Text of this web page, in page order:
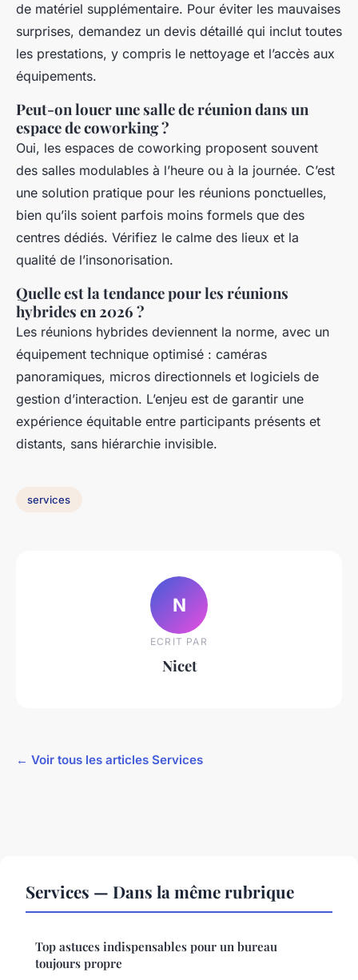
de matériel supplémentaire. Pour éviter les mauvaises
surprises, demandez un devis détaillé qui inclut toutes
les prestations, y compris le nettoyage et l’accès aux
équipements.
Peut-on louer une salle de réunion dans un
espace de coworking ?
Oui, les espaces de coworking proposent souvent
des salles modulables à l’heure ou à la journée. C’est
une solution pratique pour les réunions ponctuelles,
bien qu’ils soient parfois moins formels que des
centres dédiés. Vérifiez le calme des lieux et la
qualité de l’insonorisation.
Quelle est la tendance pour les réunions
hybrides en 2026 ?
Les réunions hybrides deviennent la norme, avec un
équipement technique optimisé : caméras
panoramiques, micros directionnels et logiciels de
gestion d’interaction. L’enjeu est de garantir une
expérience équitable entre participants présents et
distants, sans hiérarchie invisible.
services
N
ECRIT PAR
Nicet
← Voir tous les articles Services
Services — Dans la même rubrique
Top astuces indispensables pour un bureau
toujours propre